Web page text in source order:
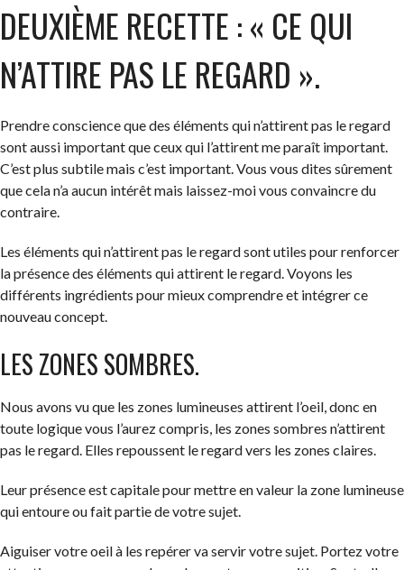
DEUXIÈME RECETTE : « CE QUI
N’ATTIRE PAS LE REGARD ».
Prendre conscience que des éléments qui n’attirent pas le regard
sont aussi important que ceux qui l’attirent me paraît important.
C’est plus subtile mais c’est important. Vous vous dites sûrement
que cela n’a aucun intérêt mais laissez-moi vous convaincre du
contraire.
Les éléments qui n’attirent pas le regard sont utiles pour renforcer
la présence des éléments qui attirent le regard. Voyons les
différents ingrédients pour mieux comprendre et intégrer ce
nouveau concept.
LES ZONES SOMBRES.
Nous avons vu que les zones lumineuses attirent l’oeil, donc en
toute logique vous l’aurez compris, les zones sombres n’attirent
pas le regard. Elles repoussent le regard vers les zones claires.
Leur présence est capitale pour mettre en valeur la zone lumineuse
qui entoure ou fait partie de votre sujet.
Aiguiser votre oeil à les repérer va servir votre sujet. Portez votre